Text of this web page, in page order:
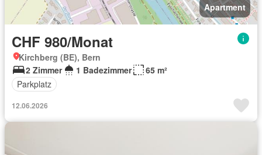
Apartment
CHF 980/Monat
Kirchberg (BE), Bern
2 Zimmer
1 Badezimmer
65 m²
Parkplatz
12.06.2026